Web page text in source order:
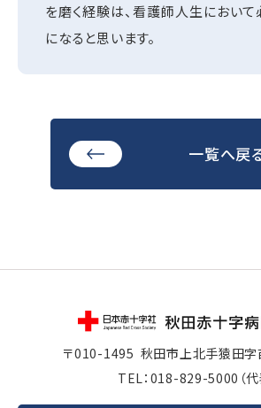
を磨く経験は、看護師人生におい
になると思います。
一覧へ戻
〒010-1495 秋田市上北手猿田
TEL： 018-829-5000 （